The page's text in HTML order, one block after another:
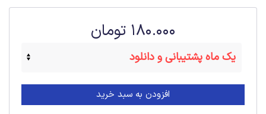
180.000 تومان
افزودن به سبد خرید